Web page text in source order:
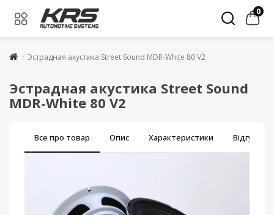
0
Эстрадная акустика Street Sound MDR-White 80 V2
Эстрадная акустика Street Sound
MDR-White 80 V2
Все про товар Опис Характеристики Відгуки (0)